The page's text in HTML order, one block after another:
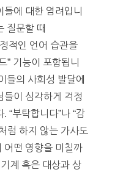
에 대한 염려입니
질문할 때
적인 언어 습관을
” 기능이 포함됩니
들의 사회성 발달에
들이 심각하게 걱정
“부탁합니다”나 “감
럼 하지 않는 가사도
어떤 영향을 미칠까
계 혹은 대상과 상